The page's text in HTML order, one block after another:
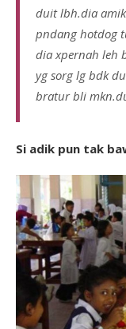
duit lbh.dia
pndang hotdog
dia xpernah leh
yg sorg lg bdk
bratur bli
Si adik pun tak